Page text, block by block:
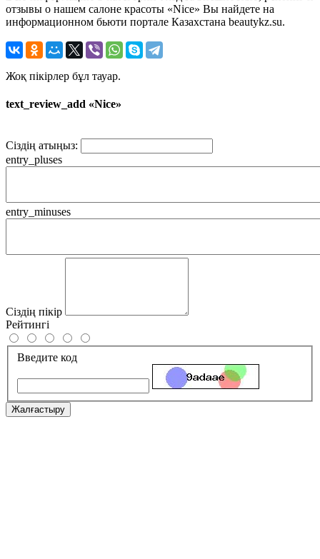
отзывы о нашем салоне красоты «Nice» Вы найдете на
информационном бьюти портале Казахстана beautykz.su.
Жоқ пікірлер бұл тауар.
text_review_add «Nice»
Сіздің атыңыз:
entry_pluses
entry_minuses
Сіздің пікір
Рейтингі
Введите код
Жалғастыру